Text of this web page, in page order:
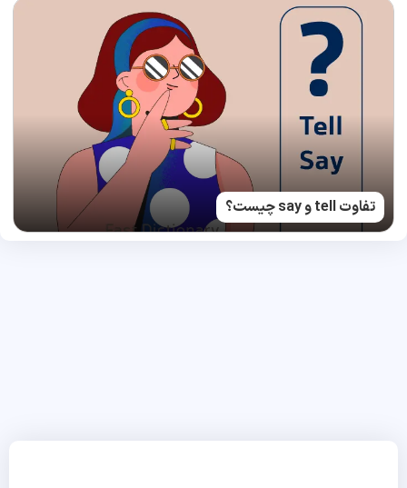
تفاوت tell و say چیست؟